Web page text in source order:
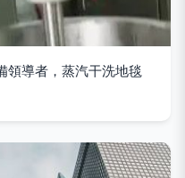
領導者，蒸汽干洗地毯